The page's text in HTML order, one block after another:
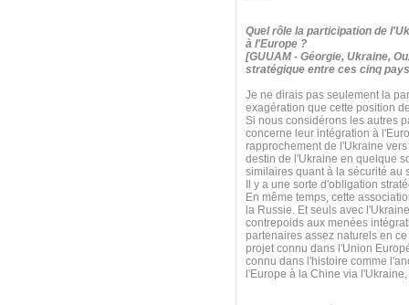
Quel rôle la participation de
à l'Europe ?
[GUUAM - Géorgie, Ukraine,
stratégique entre ces cinq
Je ne dirais pas seulement la
exagération que cette position
Si nous considérons les autres
concerne leur intégration à
rapprochement de l'Ukraine
destin de l'Ukraine en quelque
similaires quant à la sécurité au
Il y a une sorte d'obligation
En même temps, cette
la Russie. Et seuls avec
contrepoids aux menées
partenaires assez naturels en
projet connu dans l'Union
connu dans l'histoire comme
l'Europe à la Chine via